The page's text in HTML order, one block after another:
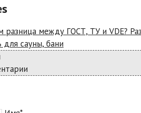
разница между ГОСТ, ТУ и VDE?
для сауны, бани